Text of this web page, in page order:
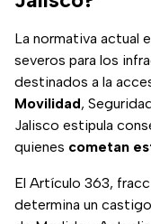
La normativa actual
severos para los
destinados a la
Movilidad,
Jalisco estipula
quienes cometan
El Artículo 363,
determina un